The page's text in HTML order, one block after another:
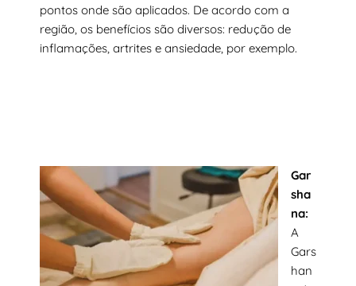
pontos onde são aplicados. De acordo com a
região, os benefícios são diversos: redução de
inflamações, artrites e ansiedade, por exemplo.
Gar
sha
na:
A
Gars
han